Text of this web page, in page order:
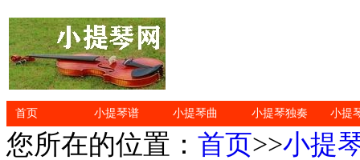
首页 小提琴谱 小提琴曲 小提琴独奏 小提
您所在的位置： 首页>>小提